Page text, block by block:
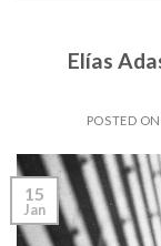
Elías
POSTED ON
15
Jan